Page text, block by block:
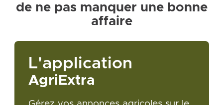
de ne pas manquer une bonne
affaire
L'application
AgriExtra